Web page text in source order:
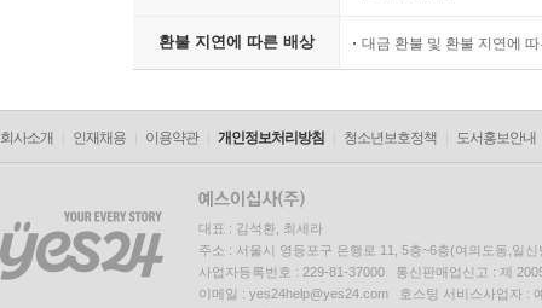
환불 지연에 따른 배상 대금 환불 및 환불 지연에
회사소개 인재채용 이용약관 개인정보처리방침 청소년보호정책 도서홍보안내
대표 : 김석환, 최세라
주소 : 서울시 영등포구 은행로 11, 5층~6층(여의도동,일신
사업자등록번호 : 229-81-37000 통신판매업신고 : 제
이메일 : yes24help@yes24.com 호스팅 서비스사업자 :